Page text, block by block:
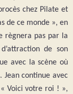
chez Pilate et
de ce monde », en
règnera pas par la
de son
avec la scène où
Jean continue avec
Voici votre roi ! »,